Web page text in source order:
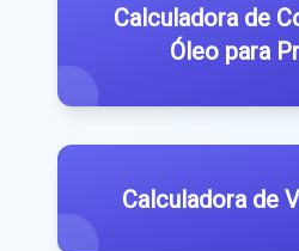
Calculadora de
Óleo para
Calculadora de